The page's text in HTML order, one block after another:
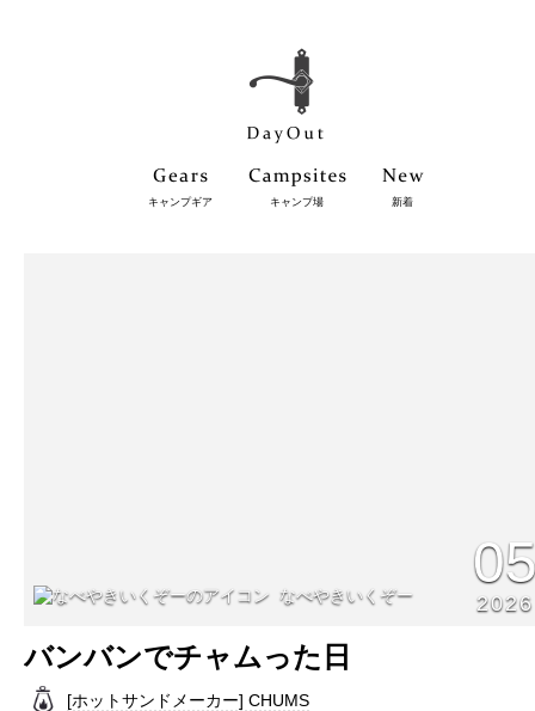
キャンプギア キャンプ場 新着
なべやきいくぞー 2026
バンバンでチャムった日
[ホットサンドメーカー] CHUMS